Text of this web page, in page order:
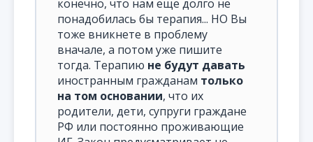
конечно, что нам еще долго не
понадобилась бы терапия... НО Вы
тоже вникнете в проблему
вначале, а потом уже пишите
тогда. Терапию не будут давать
иностранным гражданам только
на том основании, что их
родители, дети, супруги граждане
РФ или постоянно проживающие